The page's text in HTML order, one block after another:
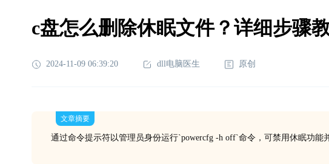
c盘怎么删除休眠文件？详细步骤
2024-11-09 06:39:20 dll电脑医生 原创
文章摘要
通过命令提示符以管理员身份运行`powercfg -h off`命令，可禁用休眠功能